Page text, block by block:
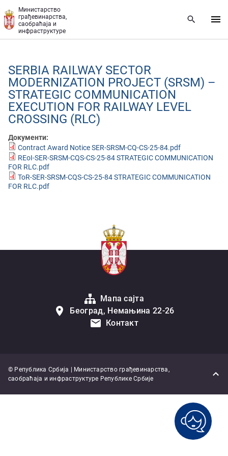
Министарство
грађевинарства,
саобраћаја и
инфраструктуре
SERBIA RAILWAY SECTOR
MODERNIZATION PROJECT (SRSM) –
STRATEGIC COMMUNICATION
EXECUTION FOR RAILWAY LEVEL
CROSSING (RLC)
Документи:
Contract Award Notice SER-SRSM-CQ-CS-25-84.pdf
REoI-SER-SRSM-CQS-CS-25-84 STRATEGIC COMMUNICATION
FOR RLC.pdf
ToR-SER-SRSM-CQS-CS-25-84 STRATEGIC COMMUNICATION
FOR RLC.pdf
Мапа сајта
Београд, Немањина 22-26
Контакт
© Република Србија | Министарство грађевинарства,
саобраћаја и инфраструктуре Републике Србије